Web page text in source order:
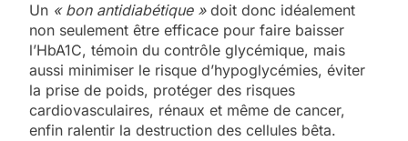
Un « bon antidiabétique »doit donc idéalement
non seulement être efficace pour faire baisser
l’HbA1C, témoin du contrôle glycémique, mais
aussi minimiser le risque d’hypoglycémies, éviter
la prise de poids, protéger des risques
cardiovasculaires, rénaux et même de cancer,
enfin ralentir la destruction des cellules bêta.